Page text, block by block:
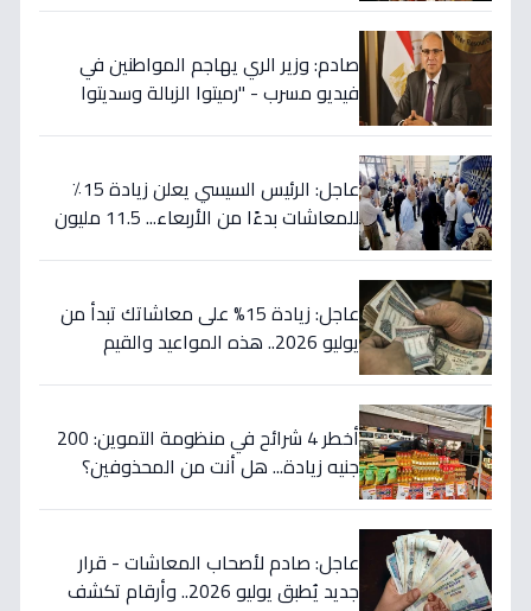
صادم: وزير الري يهاجم المواطنين في
فيديو مسرب - "رميتوا الزبالة وسديتوا
عاجل: الرئيس السيسي يعلن زيادة 15٪
للمعاشات بدءًا من الأربعاء... 11.5 مليون
عاجل: زيادة 15% على معاشاتك تبدأ من
يوليو 2026.. هذه المواعيد والقيم
أخطر 4 شرائح في منظومة التموين: 200
جنيه زيادة... هل أنت من المحذوفين؟
عاجل: صادم لأصحاب المعاشات - قرار
جديد يُطبق يوليو 2026.. وأرقام تكشف